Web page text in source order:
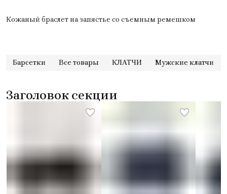
Кожаный браслет на запястье со съемным ремешком
Барсетки Все товары КЛАТЧИ Мужские клатчи
Заголовок секции